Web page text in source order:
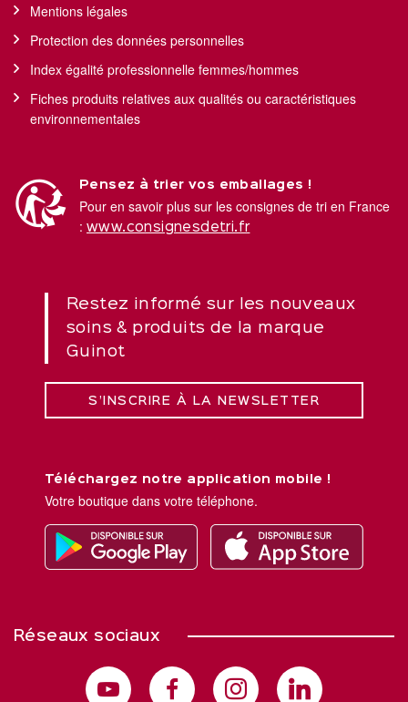
Mentions légales
Protection des données personnelles
Index égalité professionnelle femmes/hommes
Fiches produits relatives aux qualités ou caractéristiques
environnementales
Pensez à trier vos emballages !
Pour en savoir plus sur les consignes de tri en France
: www.consignesdetri.fr
Restez informé sur les nouveaux
soins & produits de la marque
Guinot
S’INSCRIRE À LA NEWSLETTER
Téléchargez notre application mobile !
Votre boutique dans votre téléphone.
Réseaux sociaux